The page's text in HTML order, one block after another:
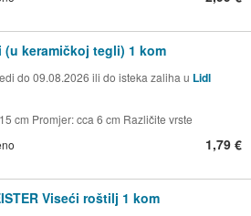
(u keramičkoj tegli) 1 kom
do 09.08.2026 ili do isteka zaliha u Lidl
cm Promjer: cca 6 cm Različite vrste
1,79 €
Viseći roštilj 1 kom